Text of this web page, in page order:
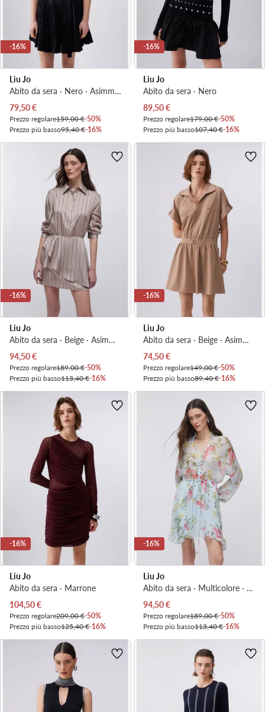
-16%
Liu Jo
Abito da sera · Nero · Asimmetrica
Prezzo attuale
79,50€
Prezzo regolare159,00 €-50%
Prezzo più basso95,40 €-16%
-16%
Liu Jo
Abito da sera · Nero
Prezzo attuale
89,50€
Prezzo regolare179,00 €-50%
Prezzo più basso107,40 €-16%
-16%
Liu Jo
Abito da sera · Beige · Asimmetrica
Prezzo attuale
94,50€
Prezzo regolare189,00 €-50%
Prezzo più basso113,40 €-16%
-16%
Liu Jo
Abito da sera · Beige · Asimmetrica
Prezzo attuale
74,50€
Prezzo regolare149,00 €-50%
Prezzo più basso89,40 €-16%
-16%
Liu Jo
Abito da sera · Marrone
Prezzo attuale
104,50€
Prezzo regolare209,00 €-50%
Prezzo più basso125,40 €-16%
-16%
Liu Jo
Abito da sera · Multicolore · Asimmetrica
Prezzo attuale
94,50€
Prezzo regolare189,00 €-50%
Prezzo più basso113,40 €-16%